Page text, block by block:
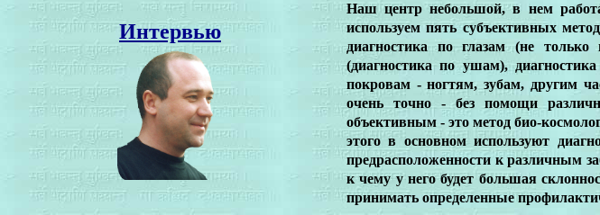
Интервью
Наш центр небольшой, в нем
используем пять субъективных
диагностика по глазам (не только
(диагностика по ушам),
покровам - ногтям, зубам, другим
очень точно - без помощи
объективным - это метод био-
этого в основном используют
предрасположенности к различным
к чему у него будет большая
принимать определенные